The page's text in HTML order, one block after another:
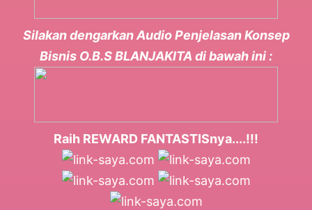
Silakan dengarkan Audio Penjelasan Konsep
Bisnis O.B.S BLANJAKITA di bawah ini :
Raih REWARD FANTASTISnya....!!!